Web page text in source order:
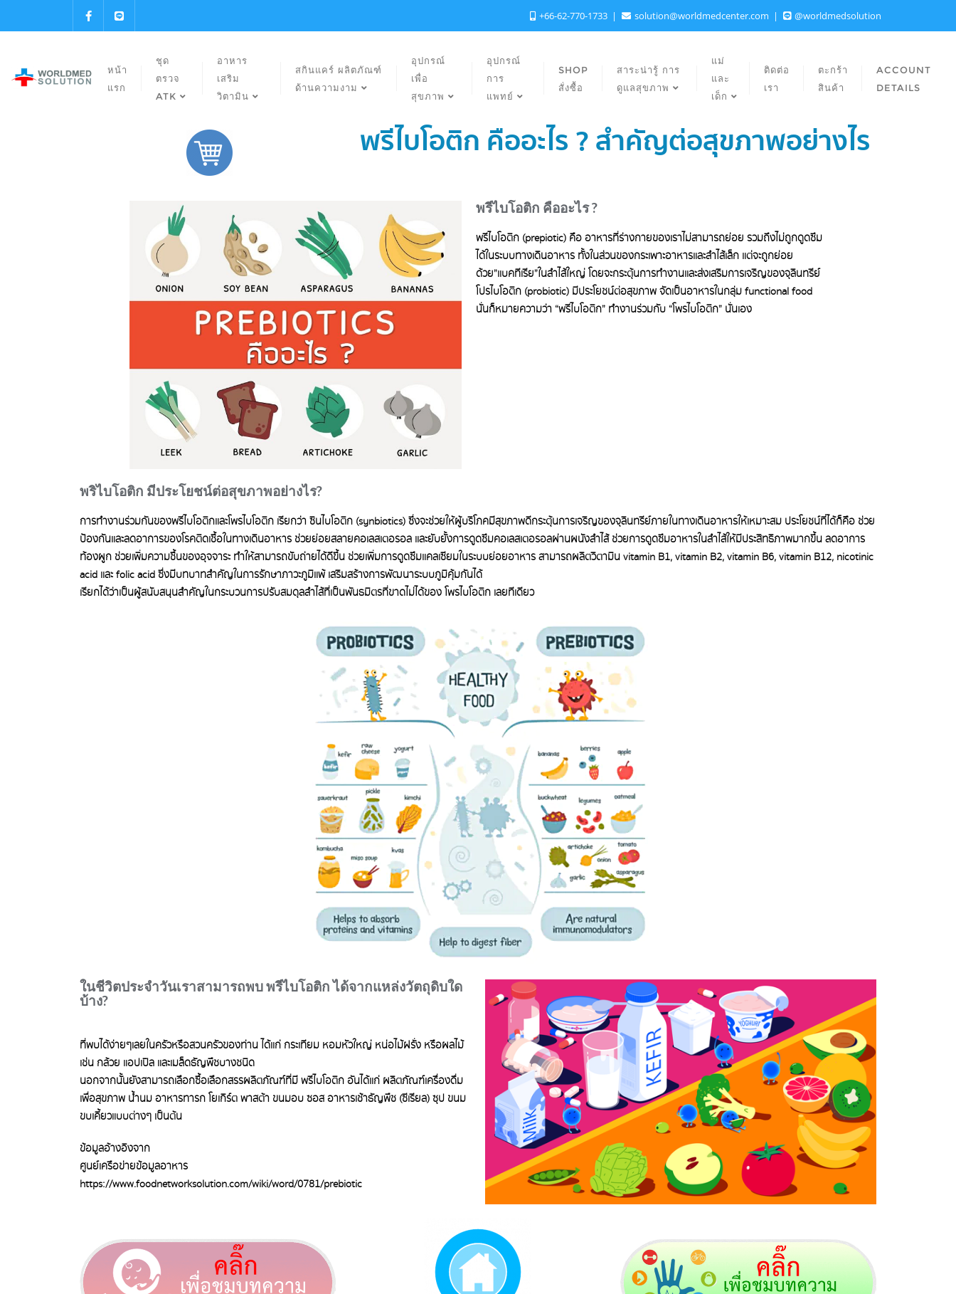
+66-62-770-1733 solution@worldmedcenter.com @worldmedsolution
หน้า
แรก
ชุด
ตรวจ
ATK
อาหาร
เสริม
วิตามิน
สกินแคร์ ผลิตภัณฑ์
ด้านความงาม
อุปกรณ์
เพื่อ
สุขภาพ
อุปกรณ์
การ
แพทย์
SHOP
สั่งซื้อ
สาระน่ารู้ การ
ดูแลสุขภาพ
แม่
และ
เด็ก
ติดต่อ
เรา
ตะกร้า
สินค้า
ACCOUNT
DETAILS
พรีไบโอติก คืออะไร ? สำคัญต่อสุขภาพอย่างไร
พรีไบโอติก คืออะไร ?
พรีไบโอติก (prepiotic) คือ อาหารที่ร่างกายของเราไม่สามารถย่อย รวมถึงไม่ถูกดูดซึม
ได้ในระบบทางเดินอาหาร ทั้งในส่วนของกระเพาะอาหารและลำไส้เล็ก แต่จะถูกย่อย
ด้วย”แบคทีเรีย”ในลำไส้ใหญ่ โดยจะกระตุ้นการทำงานและส่งเสริมการเจริญของจุลินทรีย์
โปรไบโอติก (probiotic) มีประโยชน์ต่อสุขภาพ จัดเป็นอาหารในกลุ่ม functional food
นั่นก็หมายความว่า “พรีไบโอติก” ทำงานร่วมกับ “โพรไบโอติก” นั่นเอง
พริไบโอติก มีประโยชน์ต่อสุขภาพอย่างไร?
การทำงานร่วมกันของพรีไบโอติกและโพรไบโอติก เรียกว่า ซินไบโอติก (synbiotics) ซึ่งจะช่วยให้ผู้บริโภคมีสุขภาพดีกระตุ้นการเจริญของจุลินทรีย์ภายในทางเดินอาหารให้เหมาะสม ประโยชน์ที่ได้ก็คืิอ ช่วย
ป้องกันและลดอาการของโรคติดเชื้อในทางเดินอาหาร ช่วยย่อยสลายคอเลสเตอรอล และยับยั้งการดูดซึมคอเลสเตอรอลผ่านผนังลำไส้ ช่วยการดูดซึมอาหารในลำไส้ให้มีประสิทธิภาพมากขึ้น ลดอาการ
ท้องผูก ช่วยเพิ่มความชื้นของอุจจาระ ทำให้สามารถขับถ่ายได้ดีขึ้น ช่วยเพิ่มการดูดซึมแคลเซียมในระบบย่อยอาหาร สามารถผลิตวิตามิน vitamin B1, vitamin B2, vitamin B6, vitamin B12, nicotinic
acid และ folic acid ซึ่งมีบทบาทสำคัญในการรักษาภาวะภูมิแพ้ เสริมสร้างการพัฒนาระบบภูมิคุ้มกันได้
เรียกได้ว่าเป็นผู้สนับสนุนสำคัญในกระบวนการปรับสมดุลลำไส้ที่เป็นพันธมิตรที่ขาดไม่ได้ของ โพรไบโอติก เลยทีเดียว
ในชีวิตประจำวันเราสามารถพบ พรีไบโอติก ได้จากแหล่งวัตถุดิบใด
บ้าง?
ที่พบได้ง่ายๆเลยในครัวหรือสวนครัวของท่าน ได้แก่ กระเทียม หอมหัวใหญ่ หน่อไม้ฝรั่ง หรือผลไม้
เช่น กล้วย แอปเปิล และเมล็ดธัญพืชบางชนิด
นอกจากนั้นยังสามารถเลือกซื้อเลือกสรรผลิตภัณฑ์ที่มี พรีไบโอติก อันได้แก่ ผลิตภัณฑ์เครื่องดื่ม
เพื่อสุขภาพ น้ำนม อาหารทารก โยเกิร์ต พาสต้า ขนมอบ ซอส อาหารเช้าธัญพืช (ซีเรียล) ซุป ขนม
ขบเคี้ยวแบบต่างๆ เป็นต้น
ข้อมูลอ้างอิงจาก
ศูนย์เครือข่ายข้อมูลอาหาร
https://www.foodnetworksolution.com/wiki/word/0781/prebiotic